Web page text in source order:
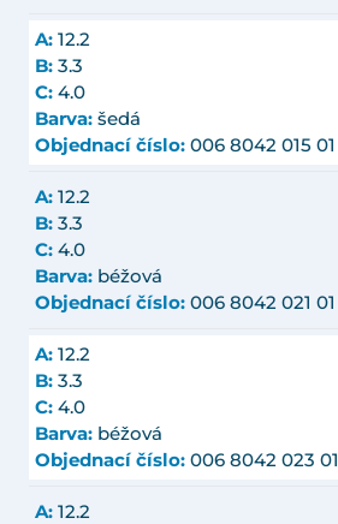
A: 12.2
B: 3.3
C: 4.0
Barva: šedá
Objednací číslo: 006 8042 015 01
A: 12.2
B: 3.3
C: 4.0
Barva: béžová
Objednací číslo: 006 8042 021 01
A: 12.2
B: 3.3
C: 4.0
Barva: béžová
Objednací číslo: 006 8042 023 01
A: 12.2